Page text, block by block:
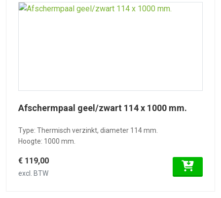
Afschermpaal geel/zwart 114 x 1000 mm.
Type: Thermisch verzinkt, diameter 114 mm.
Hoogte: 1000 mm.
€ 119,00
excl. BTW